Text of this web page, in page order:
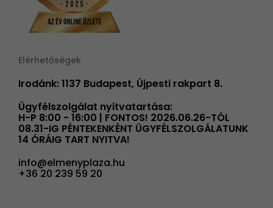
Elérhetőségek
Irodánk: 1137 Budapest, Újpesti rakpart 8.
Ügyfélszolgálat nyitvatartása:
H-P 8:00 - 16:00 | FONTOS! 2026.06.26-TÓL
08.31-IG PÉNTEKENKÉNT ÜGYFÉLSZOLGÁLATUNK
14 ÓRÁIG TART NYITVA!
info@elmenyplaza.hu
+36 20 239 59 20